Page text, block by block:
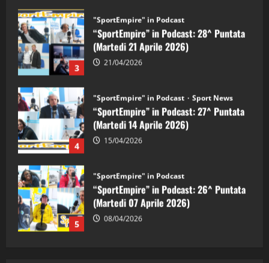
4
"SportEmpire" in Podcast
“SportEmpire” in Podcast: 27^ Puntata
(Martedi 14 Aprile 2026)
15/04/2026
5
"SportEmpire" in Podcast
“SportEmpire” in Podcast: 26^ Puntata
(Martedi 07 Aprile 2026)
08/04/2026
1
"SportEmpire" in Podcast
“SportEmpire” in Podcast: 30^ Puntata
(Martedi 05 Maggio 2026)
08/05/2026